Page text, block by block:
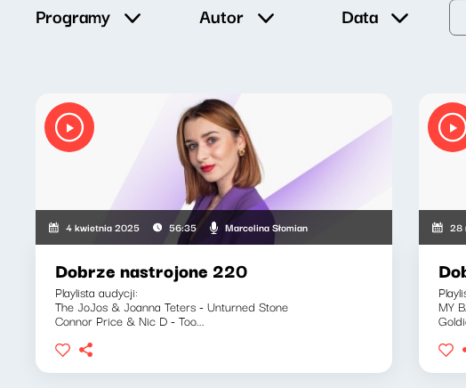
Programy Autor Data
4 kwietnia 2025 56:35 Marcelina Słomian
Dobrze nastrojone 220
Playlista audycji:
The JoJos & Joanna Teters - Unturned Stone
Connor Price & Nic D - Too...
28
MY